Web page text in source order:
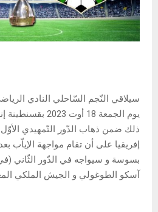
سيلاقي النّجم السّاحلي النادي
يوم الجمعة 18 أوت
ذلك ضمن ذهاب الدّور التّمهيدي
إفريقيا على أن تقام مواجهة الإياّب
بسوسة و سيواجه في الدّور الثّاني
آسكو الطوغولي و الجيش الملكي